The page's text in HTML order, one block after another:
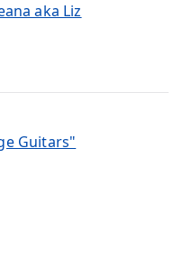
aka Liz
Guitars"